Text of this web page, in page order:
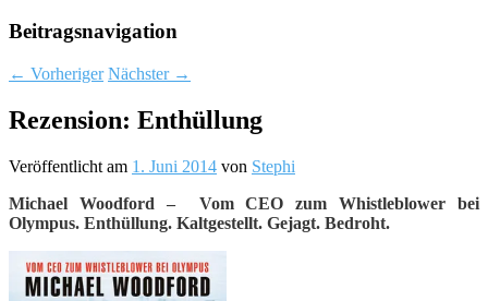
Beitragsnavigation
← Vorheriger Nächster →
Rezension: Enthüllung
Veröffentlicht am 1. Juni 2014 von Stephi
Michael Woodford – Vom CEO zum Whistleblower bei
Olympus. Enthüllung. Kaltgestellt. Gejagt. Bedroht.